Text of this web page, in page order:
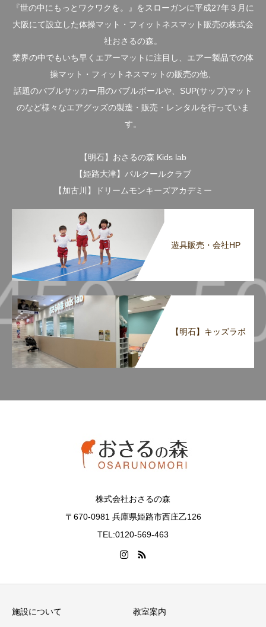
『世の中にもっとワクワクを。』をスローガンに平成27年３月に
大阪にて設立した体操マット・フィットネスマット販売の株式会
社おさるの森。
業界の中でもいち早くエアーマットに注目し、エアー製品での体
操マット・フィットネスマットの販売の他、
話題のバブルサッカー用のバブルボールや、SUP(サップ)マット
のなど様々なエアグッズの製造・販売・レンタルを行っていま
す。
【明石】おさるの森 Kids lab
【姫路大津】パルクールクラブ
【加古川】ドリームモンキーズアカデミー
遊具販売・会社HP
【明石】キッズラボ
株式会社おさるの森
〒670-0981 兵庫県姫路市西庄乙126
TEL:0120-569-463
施設について 教室案内